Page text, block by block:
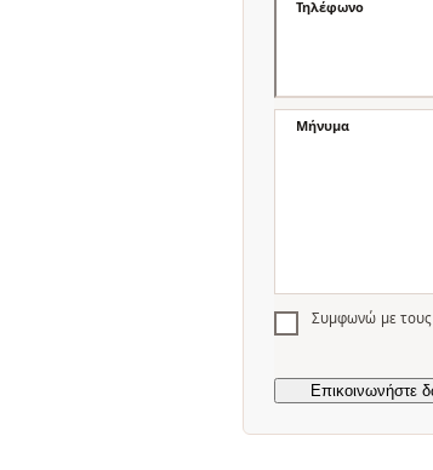
Τηλέφωνο
Μήνυμα
Συμφωνώ με τους